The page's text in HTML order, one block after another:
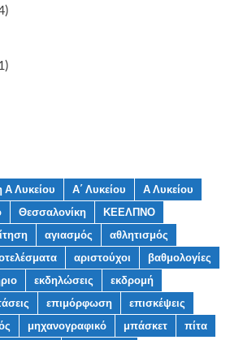
Λυκείου Α΄ Λυκείου
Α Λυκείου
Θεσσαλονίκη
ΚΕΕΛΠΝΟ
αγιασμός
αθλητισμός
αριστούχοι
βαθμολογίες
εκδηλώσεις
εκδρομή
επιμόρφωση
επισκέψεις
μηχανογραφικό μπάσκετ
πίτα